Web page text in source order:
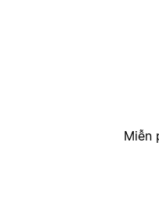
Miễn